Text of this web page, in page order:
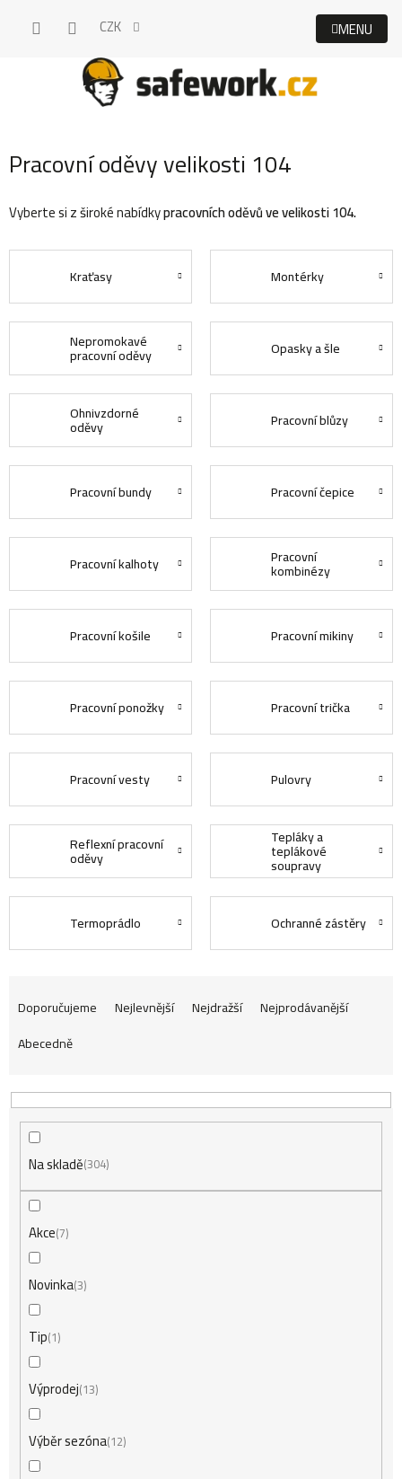
CZK
Pracovní oděvy velikosti 104
Vyberte si z široké nabídkypracovních oděvů ve velikosti 104.
Kraťasy Montérky
Nepromokavé
pracovní oděvy Opasky a šle
Ohnivzdorné
oděvy Pracovní blůzy
Pracovní bundy Pracovní čepice
Pracovní kalhoty Pracovní
kombinézy
Pracovní košile Pracovní mikiny
Pracovní ponožky Pracovní trička
Pracovní vesty Pulovry
Reflexní pracovní
oděvy
Tepláky a
teplákové
soupravy
Termoprádlo Ochranné zástěry
Ř
a
z
e
Doporučujeme Nejlevnější Nejdražší
Nejprodávanější
Abecedně
Na skladě 304
Akce 7
Novinka3
Tip 1
Výprodej 13
Výběr sezóna 12